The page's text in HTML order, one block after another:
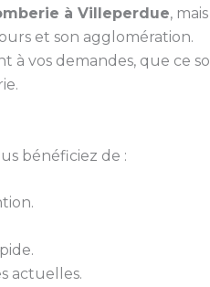
à Villeperdue,
et son agglomération.
vos demandes, que ce
bénéficiez de :
actuelles.